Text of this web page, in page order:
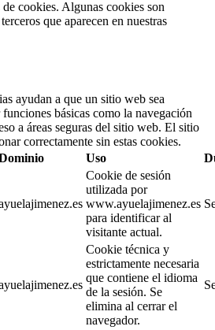
cookies. Algunas cookies son
que aparecen en nuestras
ayudan a que un sitio web sea
básicas como la navegación
a áreas seguras del sitio web. El sitio
correctamente sin estas cookies.
Uso
Cookie de sesión
utilizada por
www.ayuelajimenez.es
para identificar al
visitante actual.
Cookie técnica y
estrictamente necesaria
que contiene el idioma
de la sesión. Se
elimina al cerrar el
navegador.